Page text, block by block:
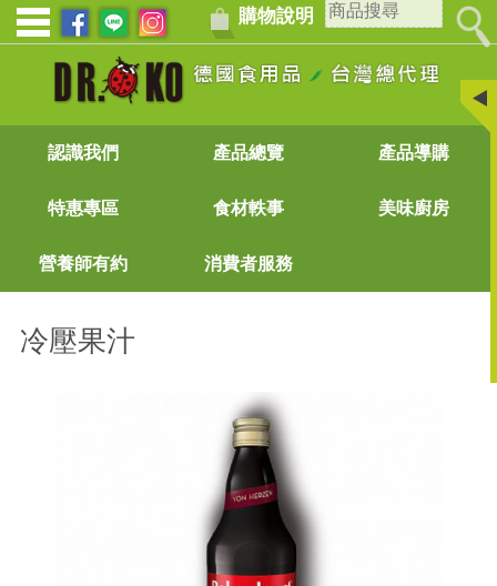
購物說明
認識我們 產品總覽 產品導購
特惠專區 食材軼事 美味廚房
營養師有約 消費者服務
冷壓果汁